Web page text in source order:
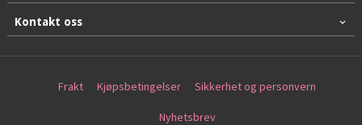
Kontakt oss
Frakt Kjøpsbetingelser Sikkerhet og personvern
Nyhetsbrev